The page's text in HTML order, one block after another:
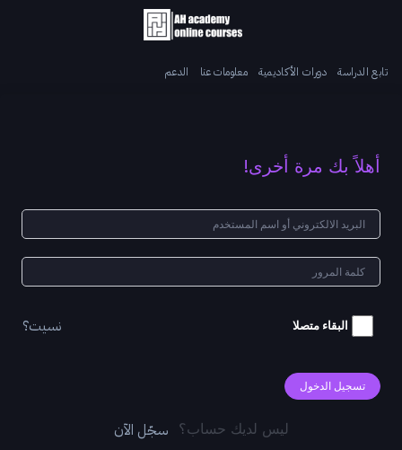
تابع الدراسة دورات الأكاديمية معلومات عنا الدعم
أهلاً بك مرة أخرى!
البقاء متصلا نسيت؟
تسجيل الدخول
ليس لديك حساب؟ سجّل الآن